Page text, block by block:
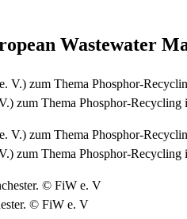
Wastewater
zum Thema Phosphor-
zum Thema Phosphor-
© FiW e. V